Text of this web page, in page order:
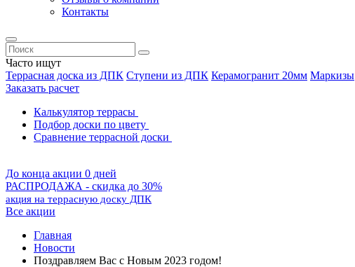
Контакты
Часто ищут
Террасная доска из ДПК Ступени из ДПК Керамогранит 20мм Маркизы
Заказать расчет
Калькулятор террасы
Подбор доски по цвету
Сравнение террасной доски
До конца акции 0 дней
РАСПРОДАЖА - скидка до 30%
акция на террасную доску ДПК
Все акции
Главная
Новости
Поздравляем Вас с Новым 2023 годом!